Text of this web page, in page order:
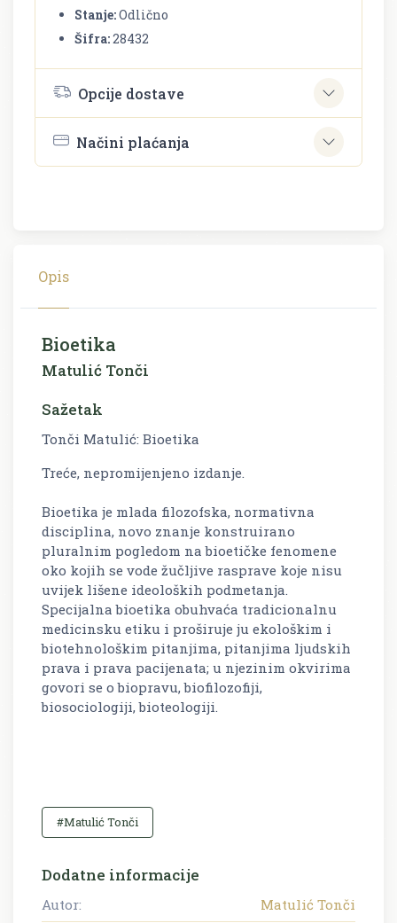
Stanje:Odlično
Šifra:28432
Opcije dostave
Načini plaćanja
Opis
Bioetika
Matulić Tonči
Sažetak
Tonči Matulić: Bioetika
Treće, nepromijenjeno izdanje.
Bioetika je mlada filozofska, normativna
disciplina, novo znanje konstruirano
pluralnim pogledom na bioetičke fenomene
oko kojih se vode žučljive rasprave koje nisu
uvijek lišene ideoloških podmetanja.
Specijalna bioetika obuhvaća tradicionalnu
medicinsku etiku i proširuje ju ekološkim i
biotehnološkim pitanjima, pitanjima ljudskih
prava i prava pacijenata; u njezinim okvirima
govori se o biopravu, biofilozofiji,
biosociologiji, bioteologiji.
#Matulić Tonči
Dodatne informacije
Autor:
Matulić Tonči